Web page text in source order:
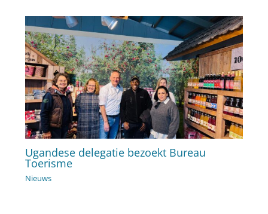
Ugandese delegatie bezoekt Bureau
Toerisme
Nieuws